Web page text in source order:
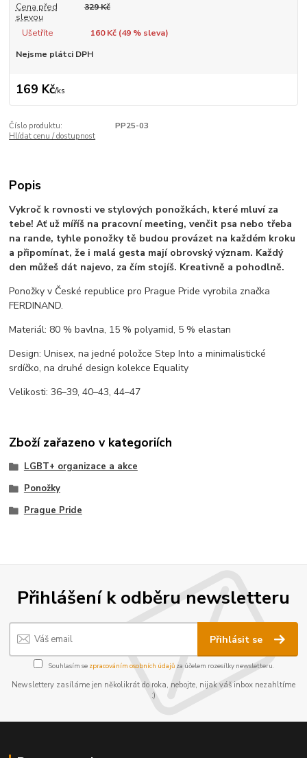
Cena před
slevou
329 Kč
Ušetříte 160 Kč (49% sleva)
Nejsme plátci DPH
169 Kč/ks
Číslo produktu:
PP25-03
Hlídat cenu / dostupnost
Popis
Vykroč k rovnosti ve stylových ponožkách, které mluví za
tebe! Ať už míříš na pracovní meeting, venčit psa nebo třeba
na rande, tyhle ponožky tě budou provázet na každém kroku
a připomínat, že i malá gesta mají obrovský význam. Každý
den můžeš dát najevo, za čím stojíš. Kreativně a pohodlně.
Ponožky v České republice pro Prague Pride vyrobila značka
FERDINAND.
Materiál: 80 % bavlna, 15 % polyamid, 5 % elastan
Design: Unisex, na jedné položce Step Into a minimalistické
srdíčko, na druhé design kolekce Equality
Velikosti: 36–39, 40–43, 44–47
Zboží zařazeno v kategoriích
LGBT+ organizace a akce
Ponožky
Prague Pride
Přihlášení k odběru newsletteru
Přihlásit se
Souhlasím se zpracováním osobních údajůza účelem rozesílky newsletteru.
Newslettery zasíláme jen několikrát do roka, nebojte, nijak váš inbox nezahltíme
:)